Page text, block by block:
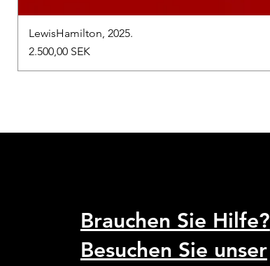
LewisHamilton, 2025.
Preis
2.500,00 SEK
Brauchen Sie Hilfe?
Besuchen Sie unser